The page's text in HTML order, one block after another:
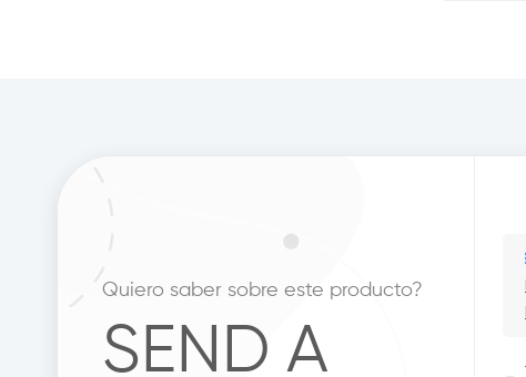
Quiero saber sobre este producto?
SEND A